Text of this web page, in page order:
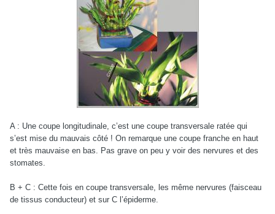
A : Une coupe longitudinale, c’est une coupe transversale ratée qui
s’est mise du mauvais côté ! On remarque une coupe franche en haut
et très mauvaise en bas. Pas grave on peu y voir des nervures et des
stomates.
B + C : Cette fois en coupe transversale, les même nervures (faisceau
de tissus conducteur) et sur C l’épiderme.